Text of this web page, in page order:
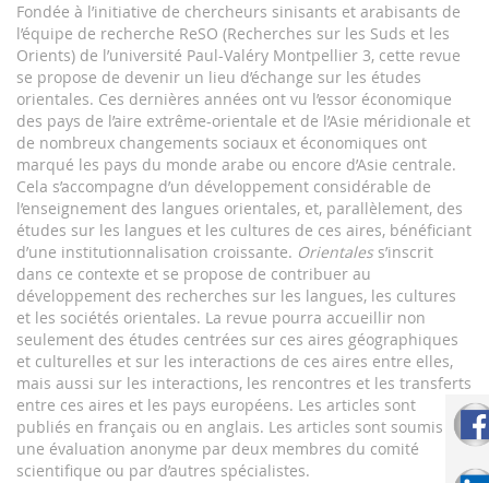
Fondée à l’initiative de chercheurs sinisants et arabisants de
l’équipe de recherche ReSO (Recherches sur les Suds et les
Orients) de l’université Paul-Valéry Montpellier 3, cette revue
se propose de devenir un lieu d’échange sur les études
orientales. Ces dernières années ont vu l’essor économique
des pays de l’aire extrême-orientale et de l’Asie méridionale et
de nombreux changements sociaux et économiques ont
marqué les pays du monde arabe ou encore d’Asie centrale.
Cela s’accompagne d’un développement considérable de
l’enseignement des langues orientales, et, parallèlement, des
études sur les langues et les cultures de ces aires, bénéficiant
d’une institutionnalisation croissante. Orientales s’inscrit
dans ce contexte et se propose de contribuer au
développement des recherches sur les langues, les cultures
et les sociétés orientales. La revue pourra accueillir non
seulement des études centrées sur ces aires géographiques
et culturelles et sur les interactions de ces aires entre elles,
mais aussi sur les interactions, les rencontres et les transferts
entre ces aires et les pays européens. Les articles sont
publiés en français ou en anglais. Les articles sont soumis à
une évaluation anonyme par deux membres du comité
scientifique ou par d’autres spécialistes.